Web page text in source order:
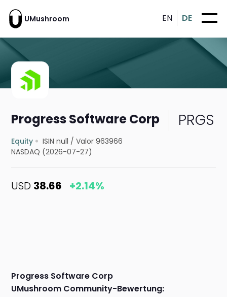
UMushroom EN DE
Progress Software Corp PRGS
Equity ISIN null /Valor 963966
NASDAQ (2026-07-27)
USD 38.66 +2.14%
Progress Software Corp
UMushroom Community-Bewertung: